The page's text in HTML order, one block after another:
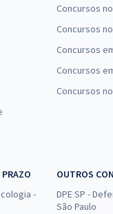
Concursos
Concursos
Concursos
Concursos
Concursos
-
OUTROS
DPE SP -
São Paulo